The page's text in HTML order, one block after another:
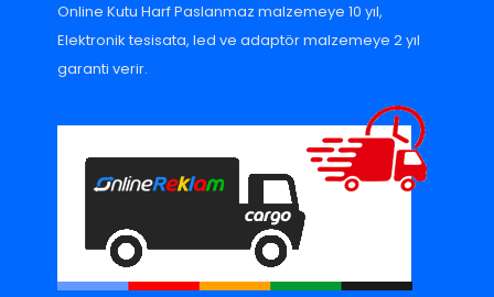
Online Kutu Harf Paslanmaz malzemeye 10 yıl,
Elektronik tesisata, led ve adaptör malzemeye 2 yıl
garanti verir.